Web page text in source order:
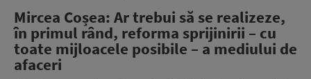
Mircea Coșea: Ar trebui să se realizeze,
în primul rând, reforma sprijinirii – cu
toate mijloacele posibile – a mediului de
afaceri